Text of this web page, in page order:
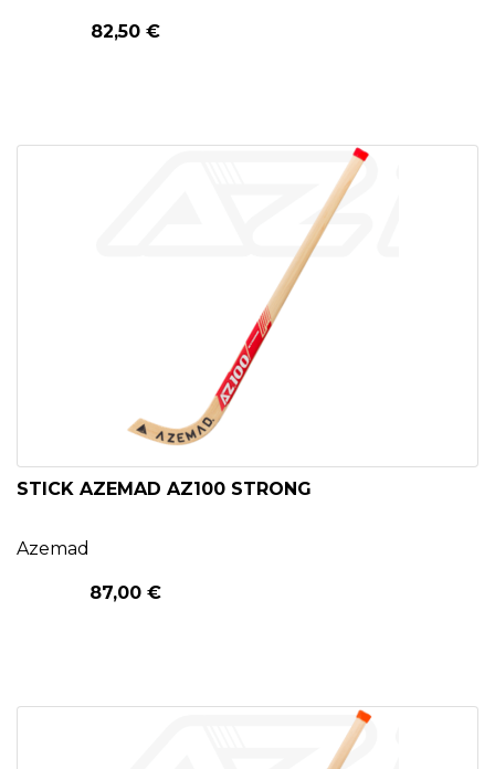
82,50 €
STICK AZEMAD AZ100 STRONG
Azemad
87,00 €